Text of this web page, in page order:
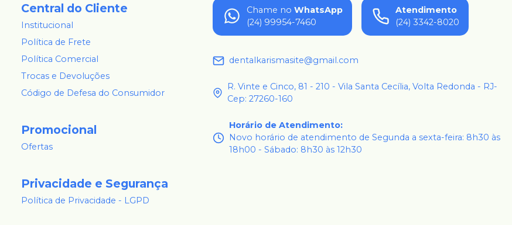
Central do Cliente
Institucional
Política de Frete
Política Comercial
Trocas e Devoluções
Código de Defesa do Consumidor
Promocional
Ofertas
Privacidade e Segurança
Política de Privacidade - LGPD
Chame no WhatsApp
(24) 99954-7460
Atendimento
(24) 3342-8020
dentalkarismasite@gmail.com
R. Vinte e Cinco, 81 - 210 - Vila Santa Cecília, Volta Redonda - RJ-
Cep: 27260-160
Horário de Atendimento:
Novo horário de atendimento de Segunda a sexta-feira: 8h30 às
18h00 - Sábado: 8h30 às 12h30